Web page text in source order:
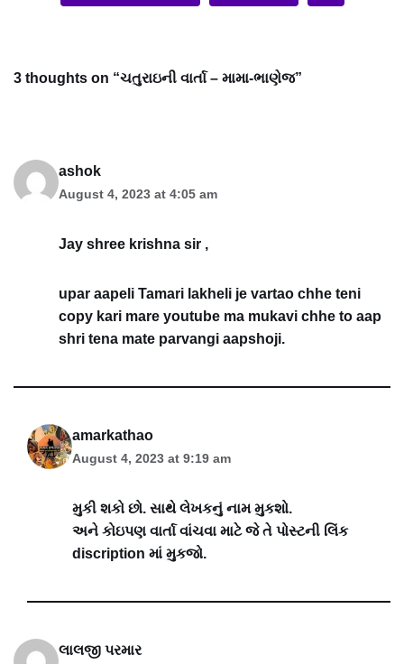
3 thoughts on “ચતુરાઇની વાર્તા – મામા-ભાણેજ”
ashok
August 4, 2023 at 4:05 am
Jay shree krishna sir ,
upar aapeli Tamari lakheli je vartao chhe teni
copy kari mare youtube ma mukavi chhe to aap
shri tena mate parvangi aapshoji.
amarkathao
August 4, 2023 at 9:19 am
મુકી શકો છો. સાથે લેખકનું નામ મુકશો.
અને કોઇપણ વાર્તા વાંચવા માટે જે તે પોસ્ટની લિંક
discription માં મુકજો.
લાલજી પરમાર